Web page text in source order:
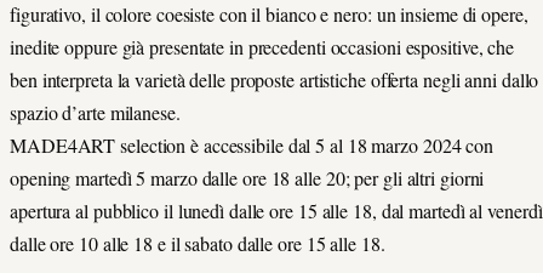
figurativo, il colore coesiste con il bianco e nero: un insieme di opere,
inedite oppure già presentate in precedenti occasioni espositive, che
ben interpreta la varietà delle proposte artistiche offerta negli anni dallo
spazio d’arte milanese.
MADE4ART selection è accessibile dal 5 al 18 marzo 2024 con
opening martedì 5 marzo dalle ore 18 alle 20; per gli altri giorni
apertura al pubblico il lunedì dalle ore 15 alle 18, dal martedì al venerdì
dalle ore 10 alle 18 e il sabato dalle ore 15 alle 18.